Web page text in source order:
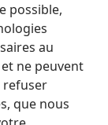
possible,
au
ne peuvent
refuser
que nous
tout autre
à un
si vous